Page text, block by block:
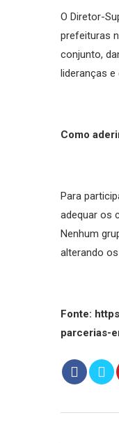
O Diretor-
prefeituras
conjunto,
lideranças
Como
Para
adequar os
Nenhum
alterando
Fonte:
parcerias-